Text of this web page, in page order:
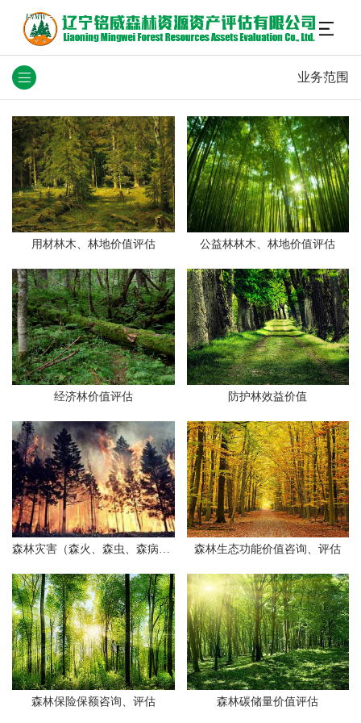
业务范围
用材林木、林地价值评估 公益林林木、林地价值评估
经济林价值评估 防护林效益价值
森林灾害（森火、森虫、森病）及人为因素资源受损价值评定 森林生态功能价值咨询、评估
森林保险保额咨询、评估 森林碳储量价值评估